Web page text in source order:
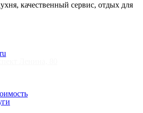
качественный сервис, отдых для